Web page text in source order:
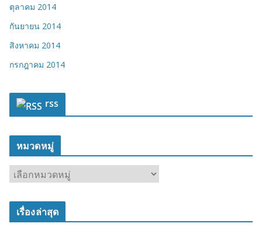
ตุลาคม 2014
กันยายน 2014
สิงหาคม 2014
กรกฎาคม 2014
rss
หมวดหมู่
ม
ว
เรื่องล่าสุด